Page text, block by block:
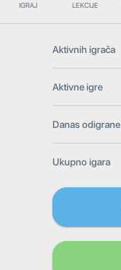
IGRAJ LEKCIJE
Aktivnih igrača
Aktivne igre
Danas
Ukupno igara